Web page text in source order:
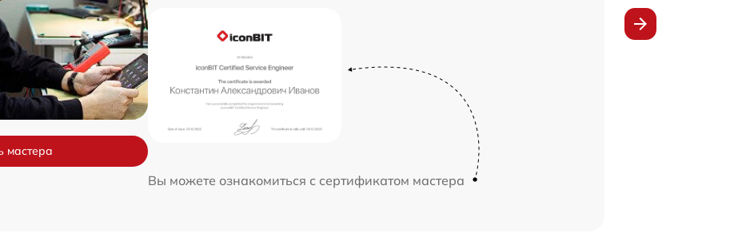
мастера
Вы можете ознакомиться с сертификатом мастера